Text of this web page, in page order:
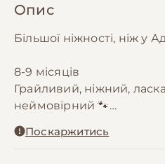
Опис
Більшої ніжності, ніж у
8-9 місяців
Грайливий, ніжний,
неймовірний 🐾
Кастрований
Поскаржитись